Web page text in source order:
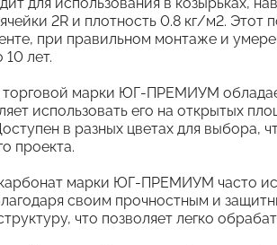
2R и плотность 0.8 кг/м2. Этот
при правильном монтаже и
лет.
торговой марки ЮГ-ПРЕМИУМ
использовать его на открытых
в разных цветах для выбора,
проекта.
марки ЮГ-ПРЕМИУМ часто
своим прочностным и
что позволяет легко